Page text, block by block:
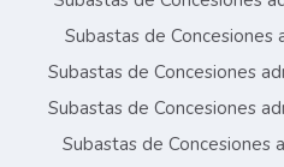
Subastas de Concesiones
Subastas de Concesiones
Subastas de Concesiones
Subastas de Concesiones